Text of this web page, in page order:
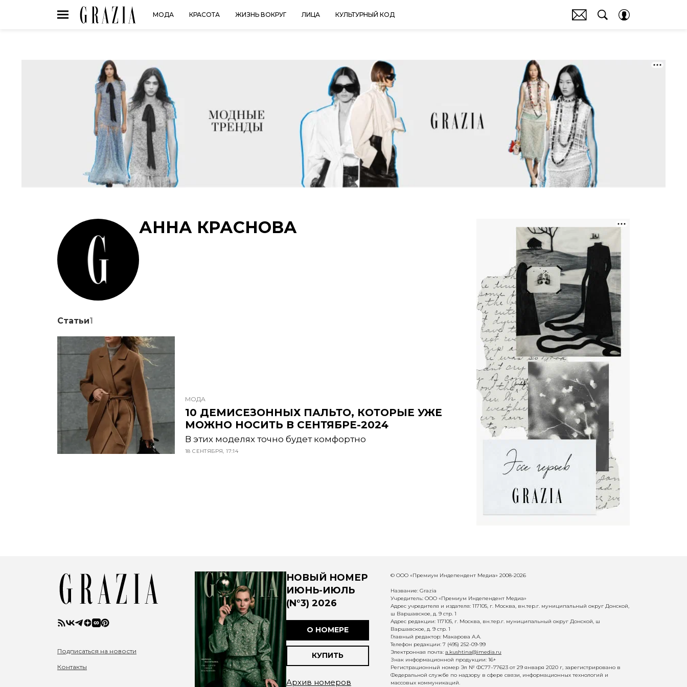
МОДА КРАСОТА ЖИЗНЬ ВОКРУГ ЛИЦА КУЛЬТУРНЫЙ КОД
АННА КРАСНОВА
Статьи1
МОДА
10 ДЕМИСЕЗОННЫХ ПАЛЬТО, КОТОРЫЕ УЖЕ
МОЖНО НОСИТЬ В СЕНТЯБРЕ-2024
В этих моделях точно будет комфортно
18 СЕНТЯБРЯ, 17:14
Подписаться на новости
Контакты
НОВЫЙ НОМЕР
ИЮНЬ-ИЮЛЬ
(N°3) 2026
О НОМЕРЕ
КУПИТЬ
Архив номеров
© ООО «Премиум Индепендент Медиа» 2008-2026
Название: Grazia
Учредитель: ООО «Премиум Индепендент Медиа»
Адрес учредителя и издателя: 117105, г. Москва, вн.тер.г. муниципальный округ Донской,
ш Варшавское, д. 9 стр. 1
Адрес редакции: 117105, г. Москва, вн.тер.г. муниципальный округ Донской, ш
Варшавское, д. 9 стр. 1
Главный редактор: Макарова А.А.
Телефон редакции: 7 (495) 252-09-99
Электронная почта: a.kushtina@imedia.ru
Знак информационной продукции: 16+
Регистрационный номер Эл № ФС77–77623 от 29 января 2020 г, зарегистрировано в
Федеральной службе по надзору в сфере связи, информационных технологий и
массовых коммуникаций.